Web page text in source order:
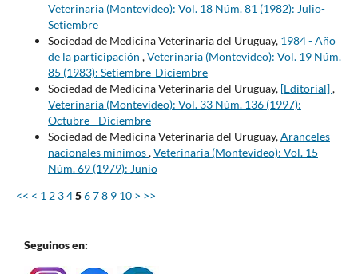
Veterinaria (Montevideo): Vol. 18 Núm. 81 (1982): Julio-
Setiembre
Sociedad de Medicina Veterinaria del Uruguay, 1984 - Año
de la participación ,Veterinaria (Montevideo): Vol. 19 Núm.
85 (1983): Setiembre-Diciembre
Sociedad de Medicina Veterinaria del Uruguay, [Editorial],
Veterinaria (Montevideo): Vol. 33 Núm. 136 (1997):
Octubre - Diciembre
Sociedad de Medicina Veterinaria del Uruguay,Aranceles
nacionales mínimos,Veterinaria (Montevideo): Vol. 15
Núm. 69 (1979): Junio
<< < 1 2 345678 9 10 > >>
Seguinos en: